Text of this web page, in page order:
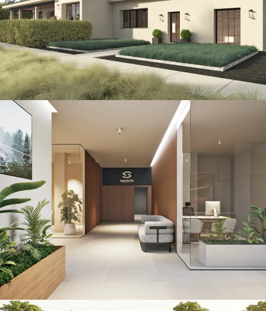
Sportcity Valencia